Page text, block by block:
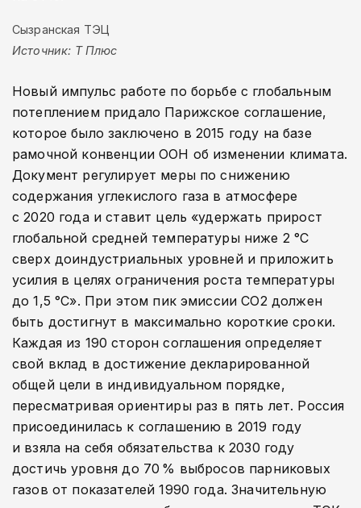
Сызранская ТЭЦ
Источник: Т Плюс
Новый импульс работе по борьбе с глобальным
потеплением придало Парижское соглашение,
которое было заключено в 2015 году на базе
рамочной конвенции ООН об изменении климата.
Документ регулирует меры по снижению
содержания углекислого газа в атмосфере
с 2020 года и ставит цель «удержать прирост
глобальной средней температуры ниже 2 °C
сверх доиндустриальных уровней и приложить
усилия в целях ограничения роста температуры
до 1,5 °C». При этом пик эмиссии СО2 должен
быть достигнут в максимально короткие сроки.
Каждая из 190 сторон соглашения определяет
свой вклад в достижение декларированной
общей цели в индивидуальном порядке,
пересматривая ориентиры раз в пять лет. Россия
присоединилась к соглашению в 2019 году
и взяла на себя обязательства к 2030 году
достичь уровня до 70 % выбросов парниковых
газов от показателей 1990 года. Значительную